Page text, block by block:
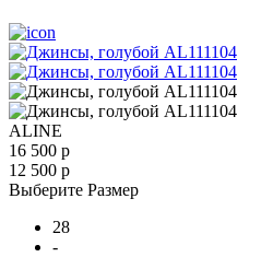
ALINE
16 500 р
12 500 р
Выберите Размер
28
-